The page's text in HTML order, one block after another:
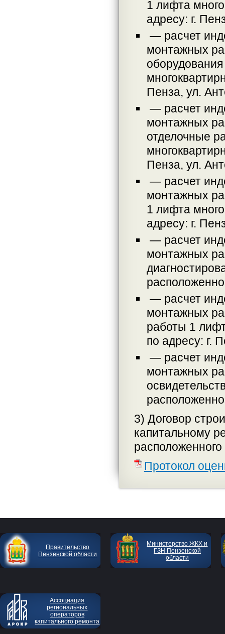
1 лифта
адресу: г.
— расчет
монтажных
Пенза, ул.
— расчет
монтажных
отделочные
Пенза, ул.
— расчет
монтажных
1 лифта
адресу: г.
— расчет
монтажных
— расчет
монтажных
работы 1
по адресу: г.
— расчет
монтажных
3) Договор
капитальному
Протокол
Правительство
Пензенской области
Министерство ЖКХ и
ГЗН Пензенской
области
Ассоциация
региональных
операторов
капитального ремонта